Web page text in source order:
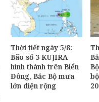
Xuất
đạt
28,1%
Thời
Mưa
Bắc
trên
Thời tiết ngày 5/8:
Bão số 3 KUJIRA
hình thành trên Biển
Đông, Bắc Bộ mưa
lớn diện rộng